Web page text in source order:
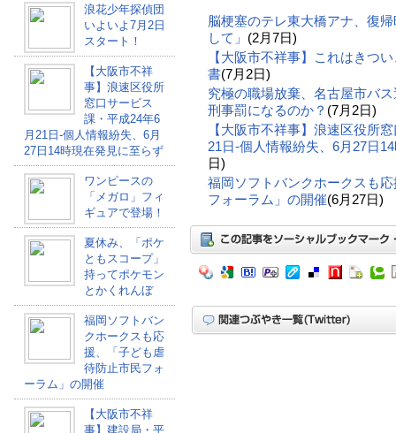
浪花少年探偵団
いよいよ7月2日
スタート！
【大阪市不祥
事】浪速区役所
窓口サービス
課・平成24年6
月21日-個人情報紛失、6月
27日14時現在発見に至らず
ワンピースの
「メガロ」フィ
ギュアで登場！
夏休み、「ポケ
ともスコープ」
持ってポケモン
とかくれんぼ
福岡ソフトバン
クホークスも応
援、「子ども虐
待防止市民フォ
ーラム」の開催
【大阪市不祥
事】建設局・平
脳梗塞のテレ東大橋アナ、復
して」 (2月7日)
【大阪市不祥事】これはきつ
書(7月2日)
究極の職場放棄、名古屋市バ
刑事罰になるのか？ (7月2日)
【大阪市不祥事】浪速区役所
21日-個人情報紛失、6月27日
日)
福岡ソフトバンクホークスも
フォーラム」の開催(6月27日)